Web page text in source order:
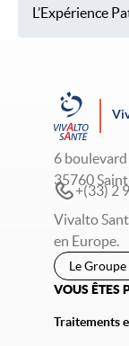
L’Expérience
6 boulevard
35760
+(33) 2
Vivalto
en Europe.
Le
VOUS ÊTES
Traitements